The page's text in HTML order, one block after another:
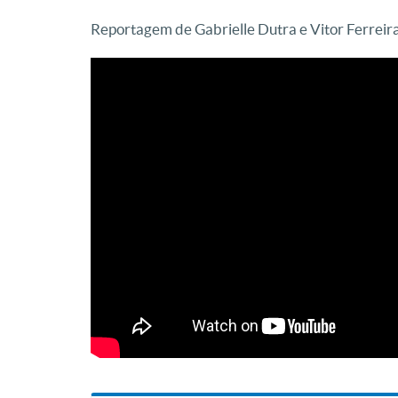
Reportagem de Gabrielle Dutra e Vitor